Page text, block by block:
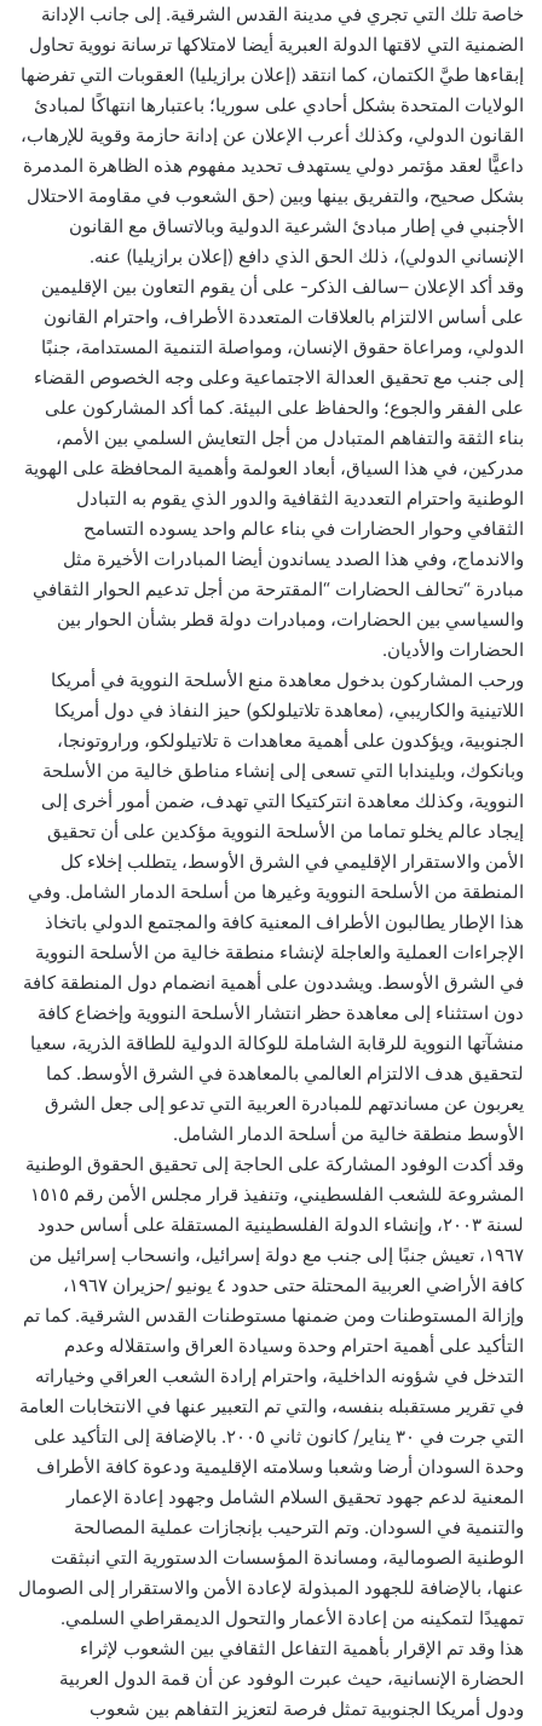
خاصة تلك التي تجري في مدينة القدس الشرقية. إلى جانب الإدانة
الضمنية التي لاقتها الدولة العبرية أيضا لامتلاكها ترسانة نووية تحاول
إبقاءها طيَّ الكتمان، كما انتقد (إعلان برازيليا) العقوبات التي تفرضها
الولايات المتحدة بشكل أحادي على سوريا؛ باعتبارها انتهاكًا لمبادئ
القانون الدولي، وكذلك أعرب الإعلان عن إدانة حازمة وقوية للإرهاب،
داعيًّا لعقد مؤتمر دولي يستهدف تحديد مفهوم هذه الظاهرة المدمرة
بشكل صحيح، والتفريق بينها وبين (حق الشعوب في مقاومة الاحتلال
الأجنبي في إطار مبادئ الشرعية الدولية وبالاتساق مع القانون
الإنساني الدولي)، ذلك الحق الذي دافع (إعلان برازيليا) عنه.
وقد أكد الإعلان –سالف الذكر- على أن يقوم التعاون بين الإقليمين
على أساس الالتزام بالعلاقات المتعددة الأطراف، واحترام القانون
الدولي، ومراعاة حقوق الإنسان، ومواصلة التنمية المستدامة، جنبًا
إلى جنب مع تحقيق العدالة الاجتماعية وعلى وجه الخصوص القضاء
على الفقر والجوع؛ والحفاظ على البيئة. كما أكد المشاركون على
بناء الثقة والتفاهم المتبادل من أجل التعايش السلمي بين الأمم،
مدركين، في هذا السياق، أبعاد العولمة وأهمية المحافظة على الهوية
الوطنية واحترام التعددية الثقافية والدور الذي يقوم به التبادل
الثقافي وحوار الحضارات في بناء عالم واحد يسوده التسامح
والاندماج، وفي هذا الصدد يساندون أيضا المبادرات الأخيرة مثل
مبادرة “تحالف الحضارات “المقترحة من أجل تدعيم الحوار الثقافي
والسياسي بين الحضارات، ومبادرات دولة قطر بشأن الحوار بين
الحضارات والأديان.
ورحب المشاركون بدخول معاهدة منع الأسلحة النووية في أمريكا
اللاتينية والكاريبي، (معاهدة تلاتيلولكو) حيز النفاذ في دول أمريكا
الجنوبية، ويؤكدون على أهمية معاهدات ة تلاتيلولكو، وراروتونجا،
وبانكوك، وبليندابا التي تسعى إلى إنشاء مناطق خالية من الأسلحة
النووية، وكذلك معاهدة انتركتيكا التي تهدف، ضمن أمور أخرى إلى
إيجاد عالم يخلو تماما من الأسلحة النووية مؤكدين على أن تحقيق
الأمن والاستقرار الإقليمي في الشرق الأوسط، يتطلب إخلاء كل
المنطقة من الأسلحة النووية وغيرها من أسلحة الدمار الشامل. وفي
هذا الإطار يطالبون الأطراف المعنية كافة والمجتمع الدولي باتخاذ
الإجراءات العملية والعاجلة لإنشاء منطقة خالية من الأسلحة النووية
في الشرق الأوسط. ويشددون على أهمية انضمام دول المنطقة كافة
دون استثناء إلى معاهدة حظر انتشار الأسلحة النووية وإخضاع كافة
منشآتها النووية للرقابة الشاملة للوكالة الدولية للطاقة الذرية، سعيا
لتحقيق هدف الالتزام العالمي بالمعاهدة في الشرق الأوسط. كما
يعربون عن مساندتهم للمبادرة العربية التي تدعو إلى جعل الشرق
الأوسط منطقة خالية من أسلحة الدمار الشامل.
وقد أكدت الوفود المشاركة على الحاجة إلى تحقيق الحقوق الوطنية
المشروعة للشعب الفلسطيني، وتنفيذ قرار مجلس الأمن رقم ١٥١٥
لسنة ٢٠٠٣، وإنشاء الدولة الفلسطينية المستقلة على أساس حدود
١٩٦٧، تعيش جنبًا إلى جنب مع دولة إسرائيل، وانسحاب إسرائيل من
كافة الأراضي العربية المحتلة حتى حدود ٤ يونيو /حزيران ١٩٦٧،
وإزالة المستوطنات ومن ضمنها مستوطنات القدس الشرقية. كما تم
التأكيد على أهمية احترام وحدة وسيادة العراق واستقلاله وعدم
التدخل في شؤونه الداخلية، واحترام إرادة الشعب العراقي وخياراته
في تقرير مستقبله بنفسه، والتي تم التعبير عنها في الانتخابات العامة
التي جرت في ٣٠ يناير/ كانون ثاني ٢٠٠٥. بالإضافة إلى التأكيد على
وحدة السودان أرضا وشعبا وسلامته الإقليمية ودعوة كافة الأطراف
المعنية لدعم جهود تحقيق السلام الشامل وجهود إعادة الإعمار
والتنمية في السودان. وتم الترحيب بإنجازات عملية المصالحة
الوطنية الصومالية، ومساندة المؤسسات الدستورية التي انبثقت
عنها، بالإضافة للجهود المبذولة لإعادة الأمن والاستقرار إلى الصومال
تمهيدًا لتمكينه من إعادة الأعمار والتحول الديمقراطي السلمي.
هذا وقد تم الإقرار بأهمية التفاعل الثقافي بين الشعوب لإثراء
الحضارة الإنسانية، حيث عبرت الوفود عن أن قمة الدول العربية
ودول أمريكا الجنوبية تمثل فرصة لتعزيز التفاهم بين شعوب